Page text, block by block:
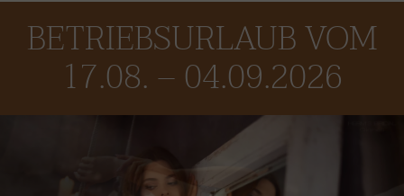
BETRIEBSURLAUB VOM
17.08. – 04.09.2026